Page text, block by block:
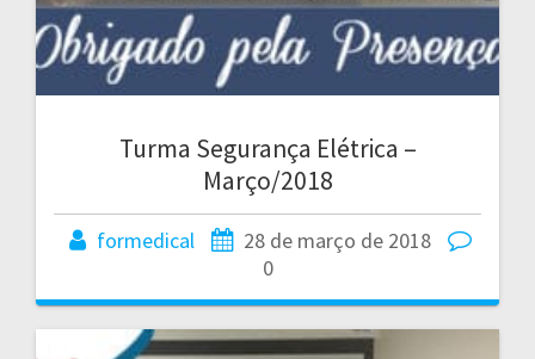
Turma Segurança Elétrica –
Março/2018
formedical
28 de março de 2018
0